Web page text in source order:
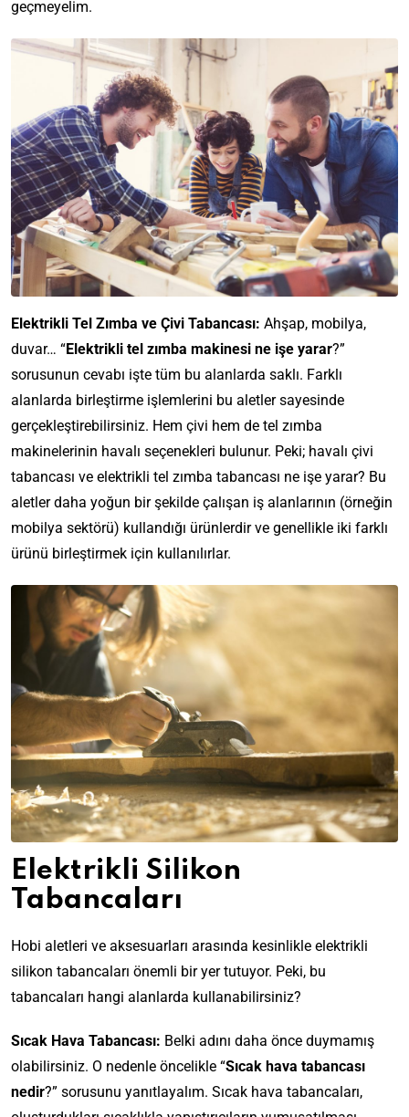
geçmeyelim.
Elektrikli Tel Zımba ve Çivi Tabancası: Ahşap, mobilya,
duvar… “Elektrikli tel zımba makinesi ne işe yarar?”
sorusunun cevabı işte tüm bu alanlarda saklı. Farklı
alanlarda birleştirme işlemlerini bu aletler sayesinde
gerçekleştirebilirsiniz. Hem çivi hem de tel zımba
makinelerinin havalı seçenekleri bulunur. Peki; havalı çivi
tabancası ve elektrikli tel zımba tabancası ne işe yarar? Bu
aletler daha yoğun bir şekilde çalışan iş alanlarının (örneğin
mobilya sektörü) kullandığı ürünlerdir ve genellikle iki farklı
ürünü birleştirmek için kullanılırlar.
Elektrikli Silikon
Tabancaları
Hobi aletleri ve aksesuarları arasında kesinlikle elektrikli
silikon tabancaları önemli bir yer tutuyor. Peki, bu
tabancaları hangi alanlarda kullanabilirsiniz?
Sıcak Hava Tabancası: Belki adını daha önce duymamış
olabilirsiniz. O nedenle öncelikle “Sıcak hava tabancası
nedir?” sorusunu yanıtlayalım. Sıcak hava tabancaları,